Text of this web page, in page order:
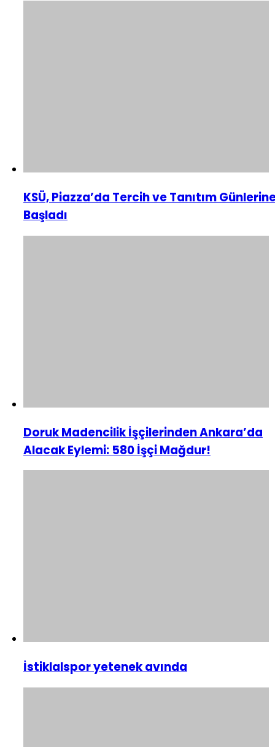
KSÜ, Piazza’da Tercih ve Tanıtım
Başladı
Doruk Madencilik İşçilerinden Ankara’da
Alacak Eylemi: 580 İşçi Mağdur!
İstiklalspor yetenek avında